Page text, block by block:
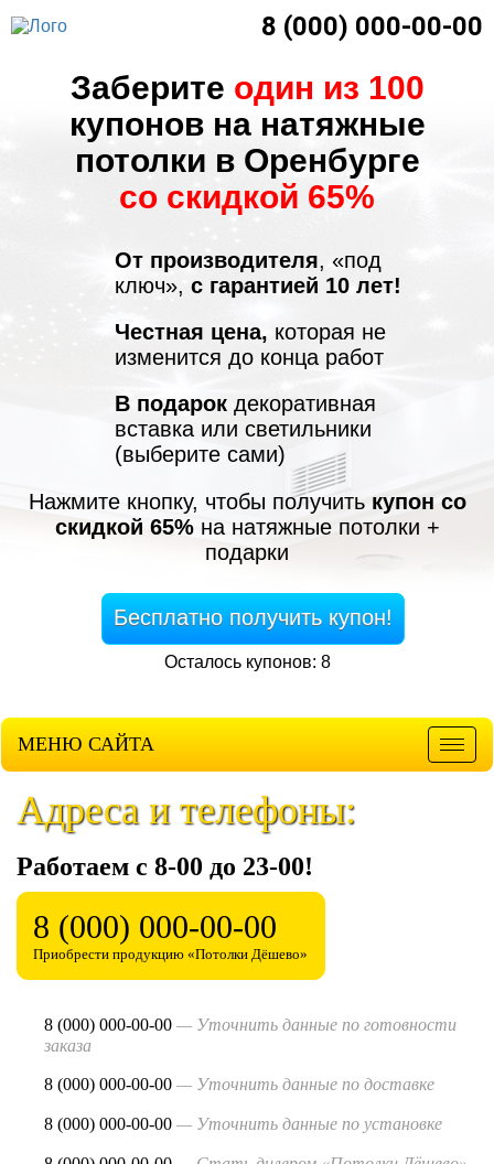
8 (000) 000-00-00
Заберите один из 100
купонов на натяжные
потолки в Оренбурге
со скидкой 65%
От производителя, «под
ключ», с гарантией 10 лет!
Честная цена, которая не
изменится до конца работ
В подарок декоративная
вставка или светильники
(выберите сами)
Нажмите кнопку, чтобы получить купон со
скидкой 65%на натяжные потолки +
подарки
Бесплатно получить купон!
Осталось купонов: 8
МЕНЮ САЙТА
Адреса и телефоны:
Работаем с 8-00 до 23-00!
8 (000) 000-00-00
Приобрести продукцию «Потолки Дёшево»
8 (000) 000-00-00 — Уточнить данные по готовности
заказа
8 (000) 000-00-00 — Уточнить данные по доставке
8 (000) 000-00-00 — Уточнить данные по установке